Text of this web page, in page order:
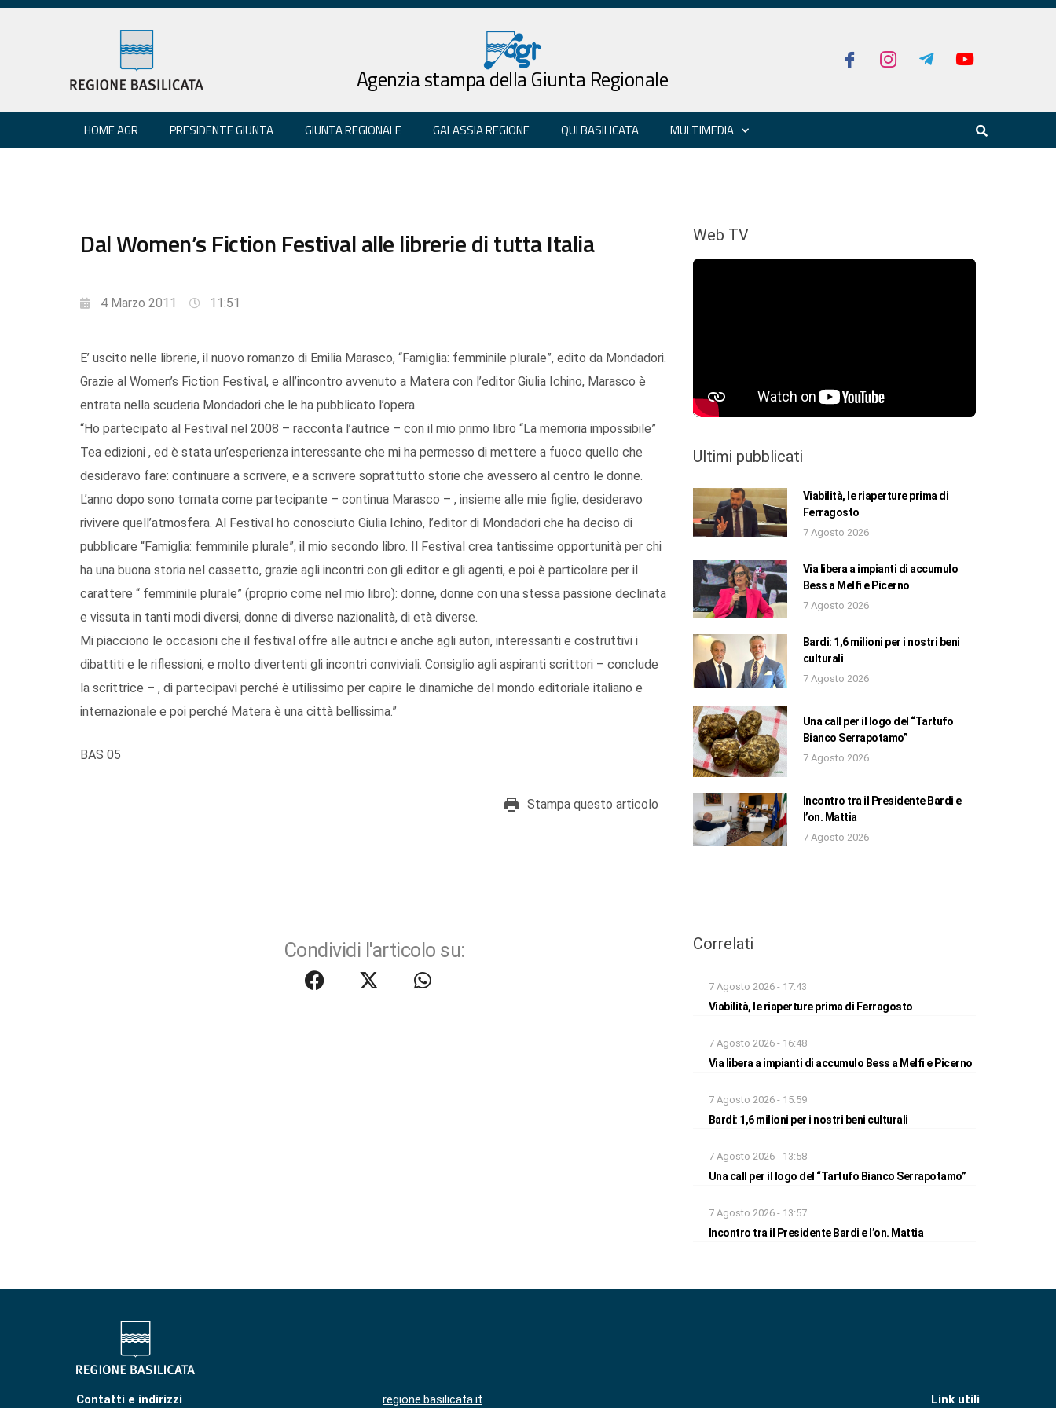
Agenzia stampa della Giunta Regionale
HOME AGR PRESIDENTE GIUNTA GIUNTA REGIONALE GALASSIA REGIONE QUI BASILICATA MULTIMEDIA
Dal Women’s Fiction Festival alle librerie di tutta Italia
4 Marzo 2011 11:51
E’ uscito nelle librerie, il nuovo romanzo di Emilia Marasco, “Famiglia: femminile plurale”, edito da Mondadori.
Grazie al Women’s Fiction Festival, e all’incontro avvenuto a Matera con l’editor Giulia Ichino, Marasco è
entrata nella scuderia Mondadori che le ha pubblicato l’opera.
“Ho partecipato al Festival nel 2008 – racconta l’autrice – con il mio primo libro “La memoria impossibile”
Tea edizioni , ed è stata un’esperienza interessante che mi ha permesso di mettere a fuoco quello che
desideravo fare: continuare a scrivere, e a scrivere soprattutto storie che avessero al centro le donne.
L’anno dopo sono tornata come partecipante – continua Marasco – , insieme alle mie figlie, desideravo
rivivere quell’atmosfera. Al Festival ho conosciuto Giulia Ichino, l’editor di Mondadori che ha deciso di
pubblicare “Famiglia: femminile plurale”, il mio secondo libro. Il Festival crea tantissime opportunità per chi
ha una buona storia nel cassetto, grazie agli incontri con gli editor e gli agenti, e poi è particolare per il
carattere “ femminile plurale” (proprio come nel mio libro): donne, donne con una stessa passione declinata
e vissuta in tanti modi diversi, donne di diverse nazionalità, di età diverse.
Mi piacciono le occasioni che il festival offre alle autrici e anche agli autori, interessanti e costruttivi i
dibattiti e le riflessioni, e molto divertenti gli incontri conviviali. Consiglio agli aspiranti scrittori – conclude
la scrittrice – , di partecipavi perché è utilissimo per capire le dinamiche del mondo editoriale italiano e
internazionale e poi perché Matera è una città bellissima.”
BAS 05
Stampa questo articolo
Condividi l'articolo su:
Web TV
Ultimi pubblicati
Viabilità, le riaperture prima di
Ferragosto
7 Agosto 2026
Via libera a impianti di accumulo
Bess a Melfi e Picerno
7 Agosto 2026
Bardi: 1,6 milioni per i nostri beni
culturali
7 Agosto 2026
Una call per il logo del “Tartufo
Bianco Serrapotamo”
7 Agosto 2026
Incontro tra il Presidente Bardi e
l’on. Mattia
7 Agosto 2026
Correlati
7 Agosto 2026 - 17:43
Viabilità, le riaperture prima di Ferragosto
7 Agosto 2026 - 16:48
Via libera a impianti di accumulo Bess a Melfi e Picerno
7 Agosto 2026 - 15:59
Bardi: 1,6 milioni per i nostri beni culturali
7 Agosto 2026 - 13:58
Una call per il logo del “Tartufo Bianco Serrapotamo”
7 Agosto 2026 - 13:57
Incontro tra il Presidente Bardi e l’on. Mattia
Contatti e indirizzi regione.basilicata.it Link utili